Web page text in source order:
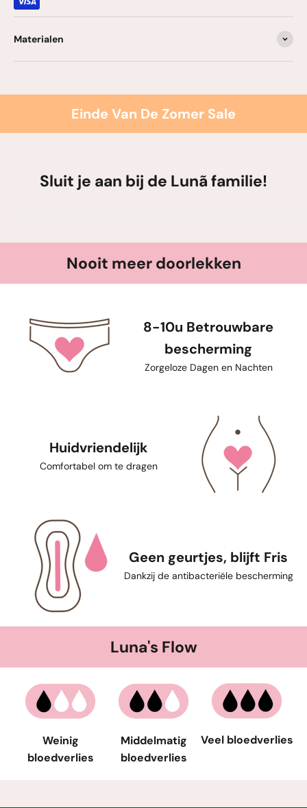
Materialen
Einde Van De Zomer Sale
Sluit je aan bij de Lunã familie!
Nooit meer doorlekken
8-10u Betrouwbare
bescherming
Zorgeloze Dagen en Nachten
Huidvriendelijk
Comfortabel om te dragen
Geen geurtjes, blijft Fris
Dankzij de antibacteriële bescherming
Luna's Flow
Weinig
bloedverlies
Middelmatig
bloedverlies
Veel bloedverlies